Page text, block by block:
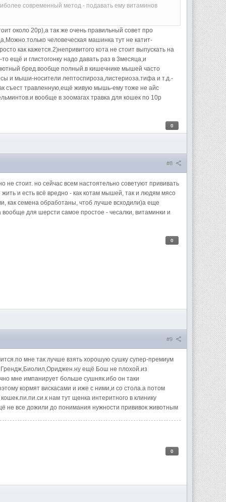
современный метод - подавать ему витаминов
около 20р),а так же очень правильный совет про
человеческая машинка тут не катит-
как кажется.2)непривитого кота не стоит выпускать на
ещё и глистогонку надо давать раз в 3месяца,и
бред.вообще полный.в кишечнике мышей часто
и мыши-носители лептоспироза,листериоза.тифа и т.д.-
съест травленную,ещё живую мышь-ему тоже не айс
вообще в зоомагах травка для кошек по 10р
0
#8
не стоит. но сейчас всем настоятельно советуют прививать
и есть всё вредно - как котам мышей, так и людям мясо
как семена обработаны, чтоб лучше всходили)а еще
для шерсти самое простое - чесалки, витаминки и
0
#9
мне так лучше взять хорошую сушку супер-премиум
ещё Бош не плохой.из
мне импанирует больше сушняк.ибо он таки
кормят вискасами и иже с ними,и со стола.а потом
нам тут щенка интеритного в клинику
не все дожили до понимания нужности прививок животным
0